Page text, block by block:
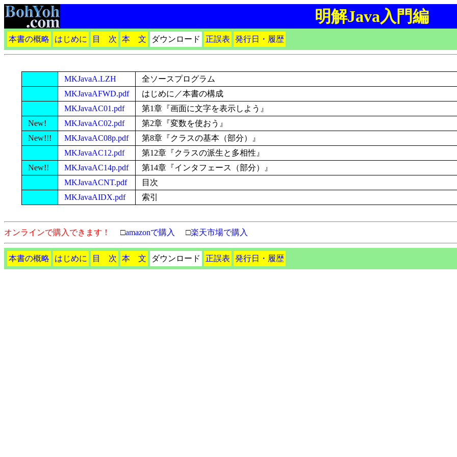
明解Java入門編
本書の概略 はじめに 目 次 本 文 ダウンロード 正誤表 発行日・履歴
MKJavaA.LZH 全ソースプログラム
MKJavaAFWD.pdf
はじめに／本書の構成
MKJavaAC01.pdf
第1章『画面に文字を表示しよう』
New!
MKJavaAC02.pdf 第2章『変数を使おう』
New!!!
MKJavaAC08p.pdf 第8章『クラスの基本（部分）』
MKJavaAC12.pdf
第12章『クラスの派生と多相性』
New!!
MKJavaAC14p.pdf 第14章『インタフェース（部分）』
MKJavaACNT.pdf
目次
MKJavaAIDX.pdf
索引
オンラインで購入できます！ □amazonで購入 □楽天市場で購入
本書の概略 はじめに 目 次 本 文 ダウンロード 正誤表 発行日・履歴